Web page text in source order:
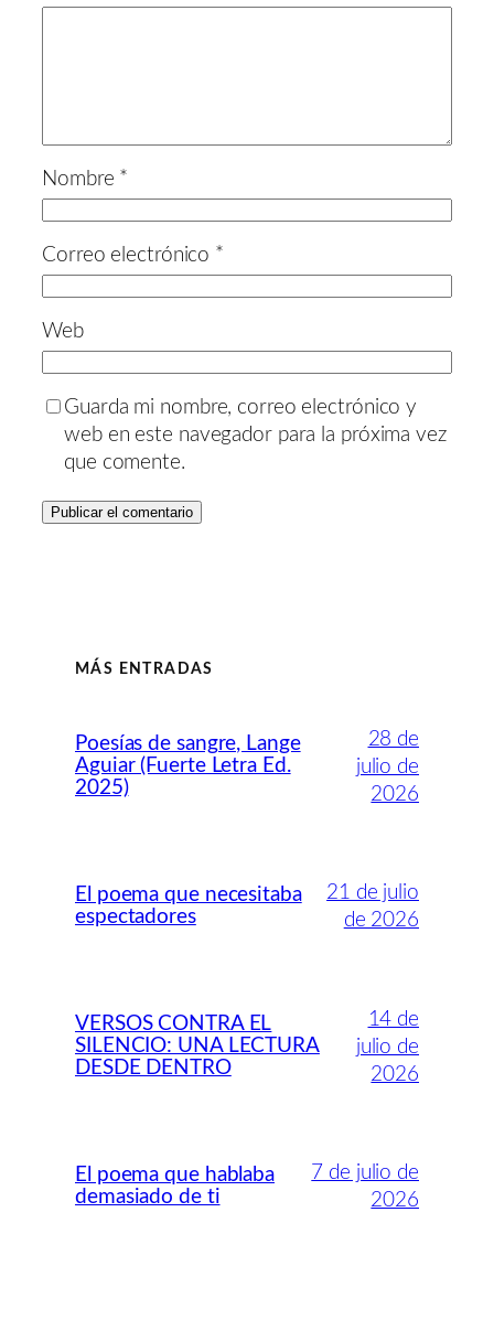
Nombre *
Correo electrónico *
Web
Guarda mi nombre, correo electrónico y
web en este navegador para la próxima vez
que comente.
MÁS ENTRADAS
Poesías de sangre, Lange
Aguiar (Fuerte Letra Ed.
2025)
28 de
julio de
2026
El poema que necesitaba
espectadores
21 de julio
de 2026
VERSOS CONTRA EL
SILENCIO: UNA LECTURA
DESDE DENTRO
14 de
julio de
2026
El poema que hablaba
demasiado de ti
7 de julio de
2026